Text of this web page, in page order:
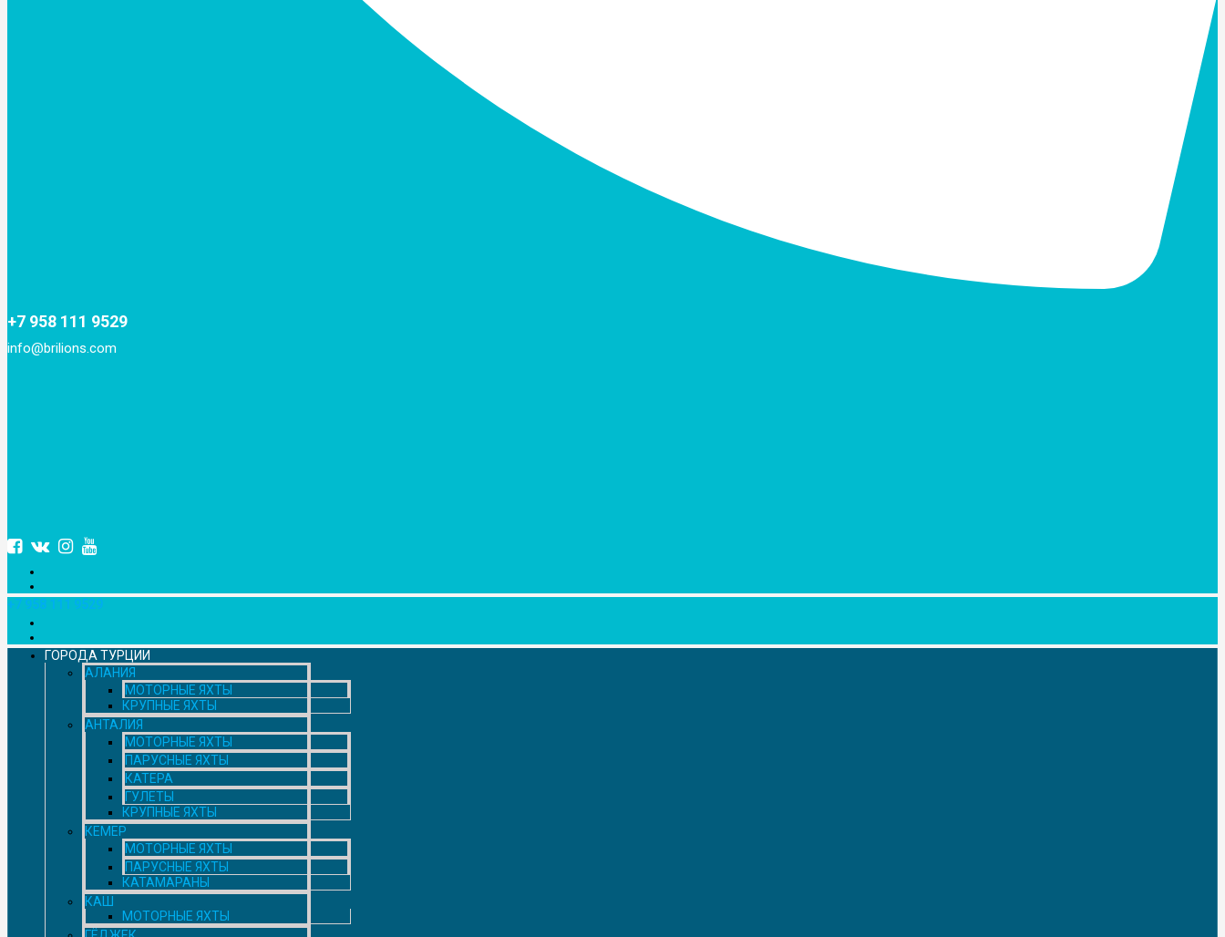
+7 958 111 9529
info@brilions.com
+7 958 111 9529
ГОРОДА ТУРЦИИ
АЛАНИЯ
МОТОРНЫЕ ЯХТЫ
КРУПНЫЕ ЯХТЫ
АНТАЛИЯ
МОТОРНЫЕ ЯХТЫ
ПАРУСНЫЕ ЯХТЫ
КАТЕРА
ГУЛЕТЫ
КРУПНЫЕ ЯХТЫ
КЕМЕР
МОТОРНЫЕ ЯХТЫ
ПАРУСНЫЕ ЯХТЫ
КАТАМАРАНЫ
КАШ
МОТОРНЫЕ ЯХТЫ